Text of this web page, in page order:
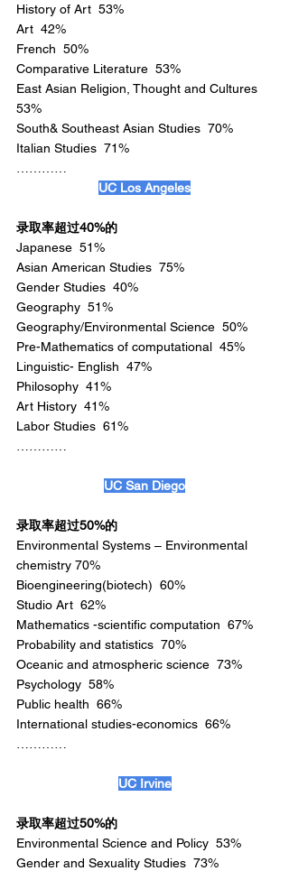
History of Art  53%
Art  42%
French  50%
Comparative Literature  53%
East Asian Religion, Thought and Cultures
53%
South& Southeast Asian Studies  70%
Italian Studies  71%
UC Los Angeles
录取率超过40%的
Japanese  51%
Asian American Studies  75%
Gender Studies  40%
Geography  51%
Geography/Environmental Science  50%
Pre-Mathematics of computational  45%
Linguistic- English  47%
Philosophy  41%
Art History  41%
Labor Studies  61%
UC San Diego
录取率超过50%的
Environmental Systems – Environmental
chemistry 70%
Bioengineering(biotech)  60%
Studio Art  62%
Mathematics -scientific computation  67%
Probability and statistics  70%
Oceanic and atmospheric science  73%
Psychology  58%
Public health  66%
International studies-economics  66%
UC Irvine
录取率超过50%的
Environmental Science and Policy  53%
Gender and Sexuality Studies  73%